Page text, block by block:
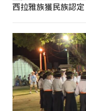
西拉雅族獲民族認